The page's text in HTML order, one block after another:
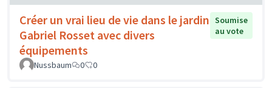
Créer un vrai lieu de vie dans le jardin
Gabriel Rosset avec divers
équipements
Soumise
au vote
Nussbaum 0 0